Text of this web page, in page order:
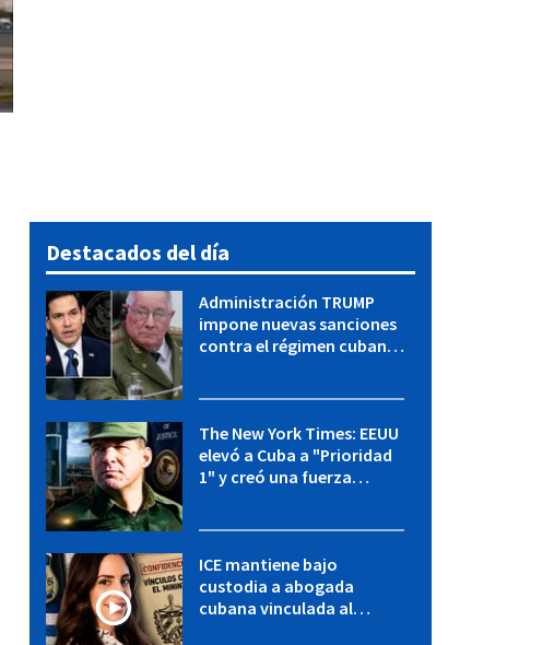
Destacados del día
Administración TRUMP
impone nuevas sanciones
contra el régimen cubano:
The New York Times: EEUU
elevó a Cuba a "Prioridad
1" y creó una fuerza
ICE mantiene bajo
custodia a abogada
cubana vinculada al